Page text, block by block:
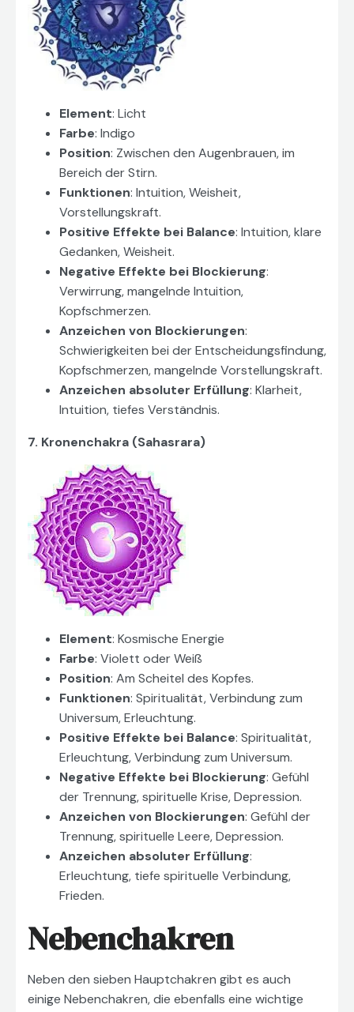
Element: Licht
Farbe: Indigo
Position: Zwischen den Augenbrauen, im
Bereich der Stirn.
Funktionen: Intuition, Weisheit,
Vorstellungskraft.
Positive Effekte bei Balance: Intuition, klare
Gedanken, Weisheit.
Negative Effekte bei Blockierung:
Verwirrung, mangelnde Intuition,
Kopfschmerzen.
Anzeichen von Blockierungen:
Schwierigkeiten bei der Entscheidungsfindung,
Kopfschmerzen, mangelnde Vorstellungskraft.
Anzeichen absoluter Erfüllung: Klarheit,
Intuition, tiefes Verständnis.
7. Kronenchakra (Sahasrara)
Element: Kosmische Energie
Farbe: Violett oder Weiß
Position: Am Scheitel des Kopfes.
Funktionen: Spiritualität, Verbindung zum
Universum, Erleuchtung.
Positive Effekte bei Balance: Spiritualität,
Erleuchtung, Verbindung zum Universum.
Negative Effekte bei Blockierung: Gefühl
der Trennung, spirituelle Krise, Depression.
Anzeichen von Blockierungen: Gefühl der
Trennung, spirituelle Leere, Depression.
Anzeichen absoluter Erfüllung:
Erleuchtung, tiefe spirituelle Verbindung,
Frieden.
Nebenchakren
Neben den sieben Hauptchakren gibt es auch
einige Nebenchakren, die ebenfalls eine wichtige